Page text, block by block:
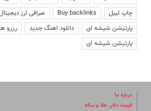
چاپ لیبل
Buy backlinks صرافی ارز
پارتیشن شیشه ای
دانلود اهنگ جدید
رزرو
پارتیشن شیشه ای
درباره ما
قیمت دلار، طلا و سکه